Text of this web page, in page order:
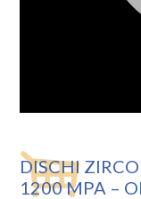
DISCHI
1200 MPA –